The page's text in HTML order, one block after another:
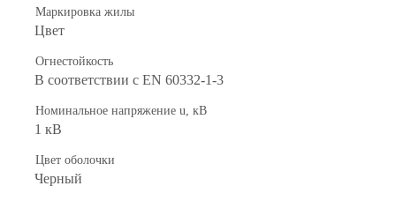
Маркировка жилы
Цвет
Огнестойкость
В соответствии с EN 60332-1-3
Номинальное напряжение u, кВ
1 кВ
Цвет оболочки
Черный